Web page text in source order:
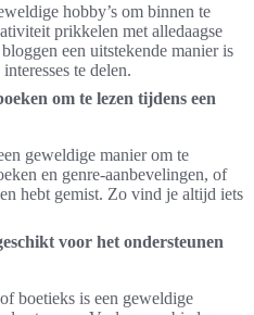
hobby’s om binnen te
prikkelen met alledaagse
een uitstekende manier is
te delen.
om te lezen tijdens een
geweldige manier om te
en genre-aanbevelingen, of
hebt gemist. Zo vind je altijd iets
voor het ondersteunen
boetieks is een geweldige